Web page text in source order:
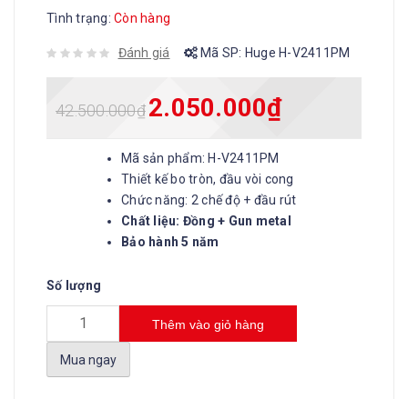
Tình trạng: Còn hàng
Đánh giá Mã SP: Huge H-V2411PM
42.500.000₫ 2.050.000₫
Mã sản phẩm: H-V2411PM
Thiết kế bo tròn, đầu vòi cong
Chức năng: 2 chế độ + đầu rút
Chất liệu: Đồng + Gun metal
Bảo hành 5 năm
Số lượng
Thêm vào giỏ hàng
Mua ngay